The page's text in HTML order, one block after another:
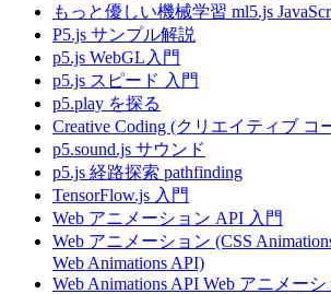
もっと優しい機械学習 ml5.js
P5.js サンプル解説
p5.js WebGL入門
p5.js スピード 入門
p5.play を探る
Creative Coding (クリエイティブ コ
p5.sound.js サウンド
p5.js 経路探索 pathfinding
TensorFlow.js 入門
Web アニメーション API 入門
Web アニメーション (CSS
Web Animations API)
Web Animations API Web アニメーシ